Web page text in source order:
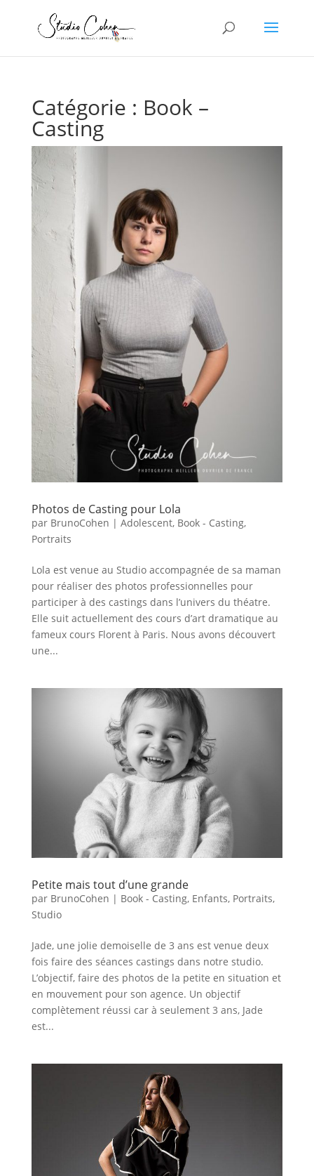
Catégorie : Book –
Casting
Photos de Casting pour Lola
par BrunoCohen | Adolescent, Book - Casting,
Portraits
Lola est venue au Studio accompagnée de sa maman
pour réaliser des photos professionnelles pour
participer à des castings dans l’univers du théatre.
Elle suit actuellement des cours d’art dramatique au
fameux cours Florent à Paris. Nous avons découvert
une...
Petite mais tout d’une grande
par BrunoCohen | Book - Casting, Enfants, Portraits,
Studio
Jade, une jolie demoiselle de 3 ans est venue deux
fois faire des séances castings dans notre studio.
L’objectif, faire des photos de la petite en situation et
en mouvement pour son agence. Un objectif
complètement réussi car à seulement 3 ans, Jade
est...